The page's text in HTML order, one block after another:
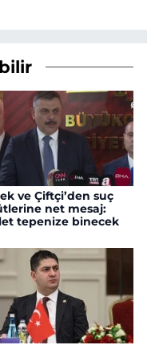
ve Çiftçi’den suç
net mesaj:
tepenize binecek